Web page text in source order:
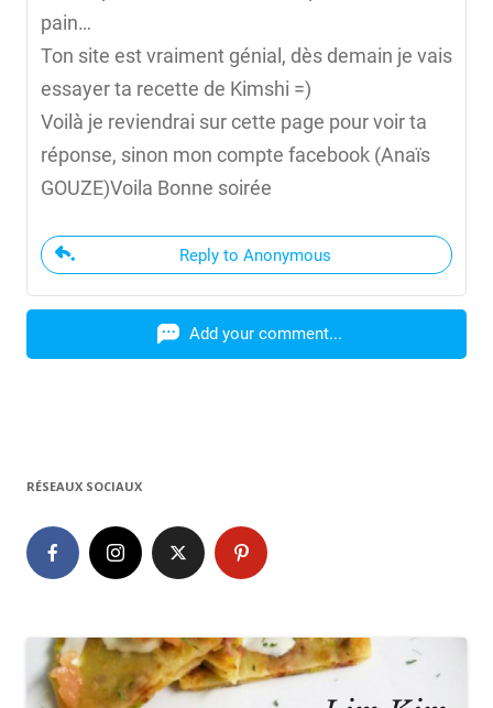
pain…
Ton site est vraiment génial, dès demain je vais
essayer ta recette de Kimshi =)
Voilà je reviendrai sur cette page pour voir ta
réponse, sinon mon compte facebook (Anaïs
GOUZE)Voila Bonne soirée
Reply to Anonymous
Add your comment...
RÉSEAUX SOCIAUX